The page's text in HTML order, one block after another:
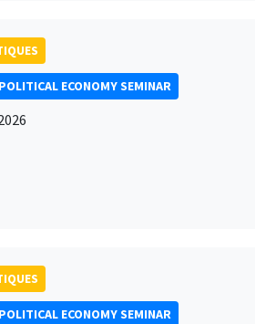
ECONOMY SEMINAR
ECONOMY SEMINAR